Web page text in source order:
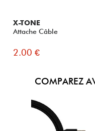
X-TONE
Attache Câble
2.00 €
COMPAREZ